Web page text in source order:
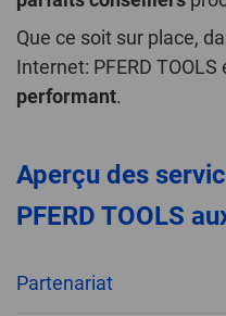
Que ce soit sur place,
Internet: PFERD TOOLS
performant.
Aperçu des
PFERD TOOLS
Partenariat